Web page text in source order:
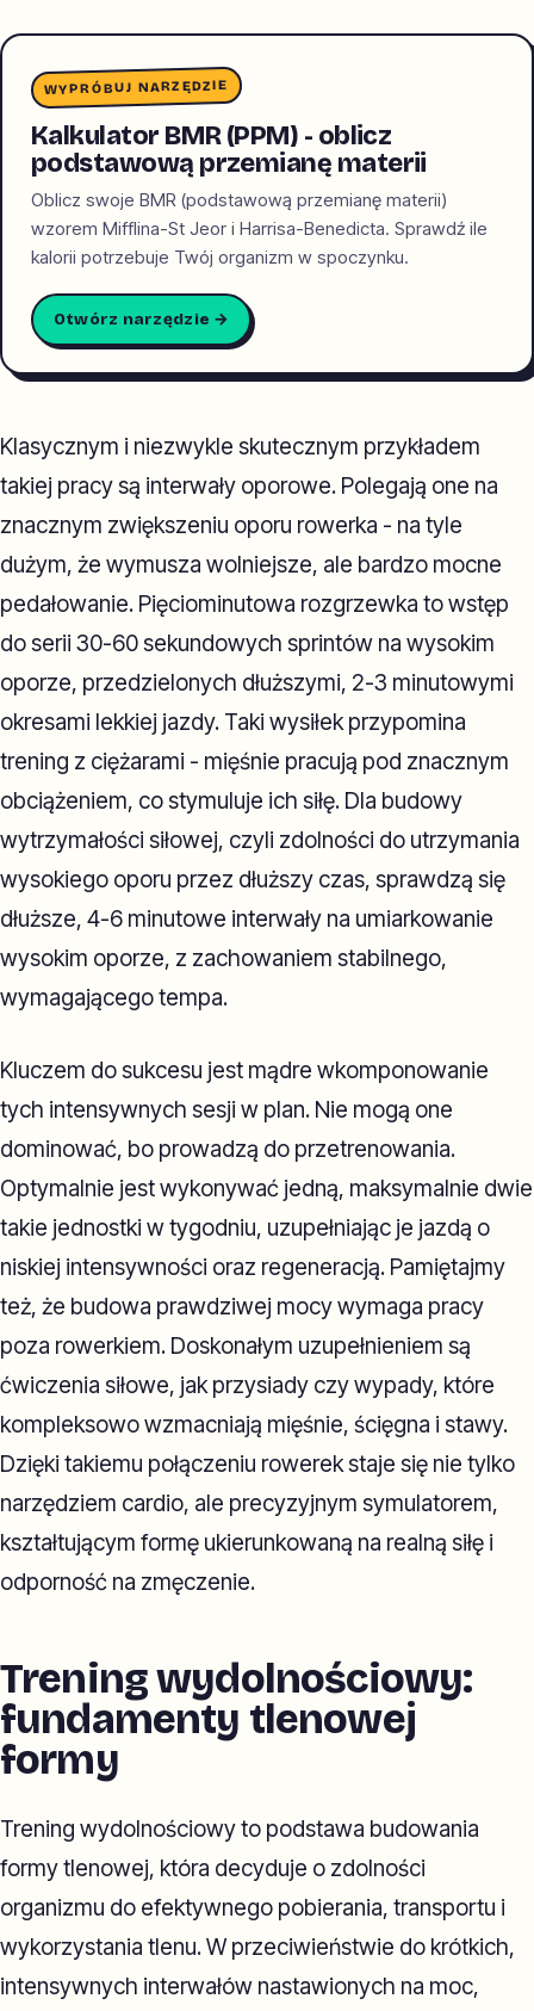
WYPRÓBUJ NARZĘDZIE
Kalkulator BMR (PPM) - oblicz
podstawową przemianę materii
Oblicz swoje BMR (podstawową przemianę materii)
wzorem Mifflina-St Jeor i Harrisa-Benedicta. Sprawdź ile
kalorii potrzebuje Twój organizm w spoczynku.
Otwórz narzędzie →
Klasycznym i niezwykle skutecznym przykładem
takiej pracy są interwały oporowe. Polegają one na
znacznym zwiększeniu oporu rowerka - na tyle
dużym, że wymusza wolniejsze, ale bardzo mocne
pedałowanie. Pięciominutowa rozgrzewka to wstęp
do serii 30-60 sekundowych sprintów na wysokim
oporze, przedzielonych dłuższymi, 2-3 minutowymi
okresami lekkiej jazdy. Taki wysiłek przypomina
trening z ciężarami - mięśnie pracują pod znacznym
obciążeniem, co stymuluje ich siłę. Dla budowy
wytrzymałości siłowej, czyli zdolności do utrzymania
wysokiego oporu przez dłuższy czas, sprawdzą się
dłuższe, 4-6 minutowe interwały na umiarkowanie
wysokim oporze, z zachowaniem stabilnego,
wymagającego tempa.
Kluczem do sukcesu jest mądre wkomponowanie
tych intensywnych sesji w plan. Nie mogą one
dominować, bo prowadzą do przetrenowania.
Optymalnie jest wykonywać jedną, maksymalnie dwie
takie jednostki w tygodniu, uzupełniając je jazdą o
niskiej intensywności oraz regeneracją. Pamiętajmy
też, że budowa prawdziwej mocy wymaga pracy
poza rowerkiem. Doskonałym uzupełnieniem są
ćwiczenia siłowe, jak przysiady czy wypady, które
kompleksowo wzmacniają mięśnie, ścięgna i stawy.
Dzięki takiemu połączeniu rowerek staje się nie tylko
narzędziem cardio, ale precyzyjnym symulatorem,
kształtującym formę ukierunkowaną na realną siłę i
odporność na zmęczenie.
Trening wydolnościowy:
fundamenty tlenowej
formy
Trening wydolnościowy to podstawa budowania
formy tlenowej, która decyduje o zdolności
organizmu do efektywnego pobierania, transportu i
wykorzystania tlenu. W przeciwieństwie do krótkich,
intensywnych interwałów nastawionych na moc,